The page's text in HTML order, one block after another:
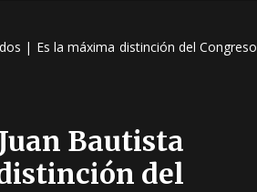
| Es la máxima distinción del Congreso
Bautista
del